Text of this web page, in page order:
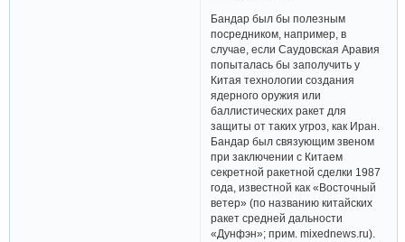
Бандар был бы полезным
посредником, например, в
случае, если Саудовская Аравия
попыталась бы заполучить у
Китая технологии создания
ядерного оружия или
баллистических ракет для
защиты от таких угроз, как Иран.
Бандар был связующим звеном
при заключении с Китаем
секретной ракетной сделки 1987
года, известной как «Восточный
ветер» (по названию китайских
ракет средней дальности
«Дунфэн»; прим. mixednews.ru).